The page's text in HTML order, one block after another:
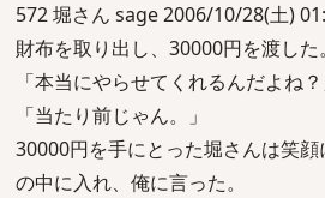
572 堀さん sage 2006/10/28(土)
財布を取り出し、30000円を渡した。
「本当にやらせてくれるんだよね？
「当たり前じゃん。」
30000円を手にとった堀さんは笑
の中に入れ、俺に言った。